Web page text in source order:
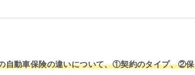
自動車保険の違いについて、①契約のタイプ、②保